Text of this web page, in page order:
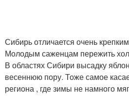
Сибирь отличается очень
Молодым саженцам пережить
В областях Сибири высадку
весеннюю пору. Тоже самое
региона , где зимы не намного